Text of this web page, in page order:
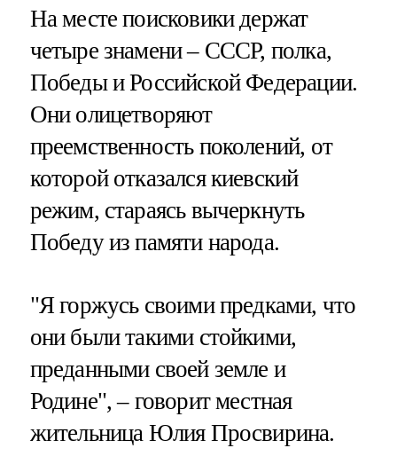
На месте поисковики держат
четыре знамени – СССР, полка,
Победы и Российской Федерации.
Они олицетворяют
преемственность поколений, от
которой отказался киевский
режим, стараясь вычеркнуть
Победу из памяти народа.
"Я горжусь своими предками, что
они были такими стойкими,
преданными своей земле и
Родине", – говорит местная
жительница Юлия Просвирина.